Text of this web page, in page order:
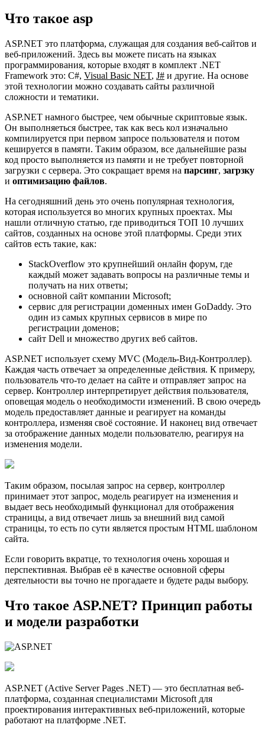
Что такое asp
ASP.NET это платформа, служащая для создания веб-сайтов и
веб-приложений. Здесь вы можете писать на языках
программирования, которые входят в комплект .NET
Framework это: C#, Visual Basic NET, J# и другие. На основе
этой технологии можно создавать сайты различной
сложности и тематики.
ASP.NET намного быстрее, чем обычные скриптовые язык.
Он выполняеться быстрее, так как весь кол изначально
компилируется при первом запросе пользователя и потом
кешируется в памяти. Таким образом, все дальнейшие разы
код просто выполняется из памяти и не требует повторной
загрузки с сервера. Это сокращает время на парсинг, загрзку
и оптимизацию файлов.
На сегодняшний день это очень популярная технология,
которая используется во многих крупных проектах. Мы
нашли отличную статью, где приводиться ТОП 10 лучших
сайтов, созданных на основе этой платформы. Среди этих
сайтов есть такие, как:
StackOverflow это крупнейший онлайн форум, где
каждый может задавать вопросы на различные темы и
получать на них ответы;
основной сайт компании Microsoft;
сервис для регистрации доменных имен GoDaddy. Это
один из самых крупных сервисов в мире по
регистрации доменов;
сайт Dell и множество других веб сайтов.
ASP.NET использует схему MVC (Модель-Вид-Контроллер).
Каждая часть отвечает за определенные действия. К примеру,
пользователь что-то делает на сайте и отправляет запрос на
сервер. Контроллер интерпретирует действия пользователя,
оповещая модель о необходимости изменений. В свою очередь
модель предоставляет данные и реагирует на команды
контроллера, изменяя своё состояние. И наконец вид отвечает
за отображение данных модели пользователю, реагируя на
изменения модели.
Таким образом, посылая запрос на сервер, контроллер
принимает этот запрос, модель реагирует на изменения и
выдает весь необходимый функционал для отображения
страницы, а вид отвечает лишь за внешний вид самой
страницы, то есть по сути является простым HTML шаблоном
сайта.
Если говорить вкратце, то технология очень хорошая и
перспективная. Выбрав её в качестве основной сферы
деятельности вы точно не прогадаете и будете рады выбору.
Что такое ASP.NET? Принцип работы
и модели разработки
ASP.NET (Active Server Pages .NET) — это бесплатная веб-
платформа, созданная специалистами Microsoft для
проектирования интерактивных веб-приложений, которые
работают на платформе .NET.